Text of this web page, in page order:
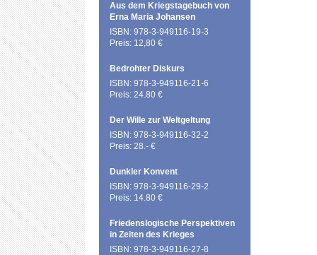
Aus dem Kriegstagebuch von
Erna Maria Johansen
ISBN: 978-3-949116-19-3
Preis: 12,80 €
Bedrohter Diskurs
ISBN: 978-3-949116-21-6
Preis: 24.80 €
Der Wille zur Weltgeltung
ISBN: 978-3-949116-32-2
Preis: 28.- €
Dunkler Konvent
ISBN: 978-3-949116-29-2
Preis: 14.80 €
Friedenslogische Perspektiven
in Zeiten des Krieges
ISBN: 978-3-949116-27-8